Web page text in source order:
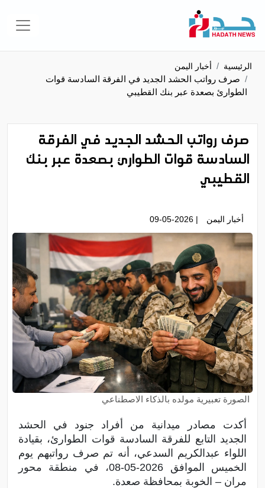
الرئيسية أخبار اليمن
صرف رواتب الحشد الجديد في الفرقة السادسة قوات
الطوارئ بصعدة عبر بنك القطيبي
صرف رواتب الحشد الجديد في الفرقة
السادسة قوات الطوارئ بصعدة عبر بنك
القطيبي
أخبار اليمن | 09-05-2026
الصورة تعبيرية مولده بالذكاء الاصطناعي
أكدت مصادر ميدانية من أفراد جنود في الحشد
الجديد التابع للفرقة السادسة قوات الطوارئ، بقيادة
اللواء عبدالكريم السدعي، أنه تم صرف رواتبهم يوم
الخميس الموافق 2026-05-08، في منطقة محور
مران – الخوبة بمحافظة صعدة.